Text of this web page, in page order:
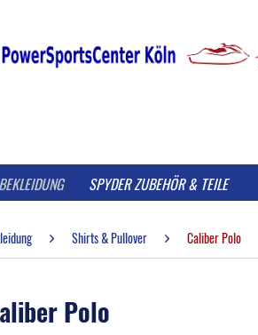
SPYDER ZUBEHÖR & TEILE
Shirts & Pullover Caliber Polo
Polo